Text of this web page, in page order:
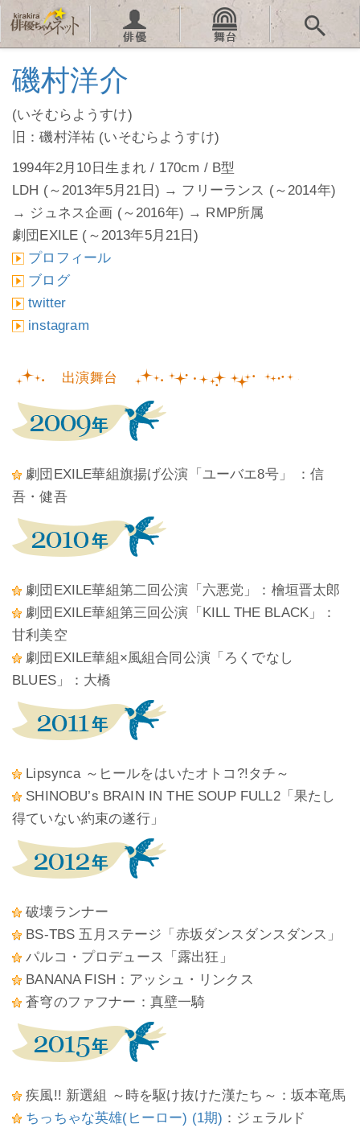
磯村洋介
(いそむらようすけ)
旧：磯村洋祐 (いそむらようすけ)
1994年2月10日生まれ / 170cm / B型
LDH (～2013年5月21日) → フリーランス (～2014年)
→ ジュネス企画 (～2016年) → RMP所属
劇団EXILE (～2013年5月21日)
プロフィール
ブログ
twitter
instagram
出演舞台
劇団EXILE華組旗揚げ公演「ユーバエ8号」 ：信
吾・健吾
劇団EXILE華組第二回公演「六悪党」：檜垣晋太郎
劇団EXILE華組第三回公演「KILL THE BLACK」：
甘利美空
劇団EXILE華組×風組合同公演「ろくでなし
BLUES」：大橋
Lipsynca ～ヒールをはいたオトコ?!タチ～
SHINOBU’s BRAIN IN THE SOUP FULL2「果たし
得ていない約束の遂行」
破壊ランナー
BS-TBS 五月ステージ「赤坂ダンスダンスダンス」
パルコ・プロデュース「露出狂」
BANANA FISH：アッシュ・リンクス
蒼穹のファフナー：真壁一騎
疾風!! 新選組 ～時を駆け抜けた漢たち～：坂本竜馬
ちっちゃな英雄(ヒーロー) (1期) ：ジェラルド